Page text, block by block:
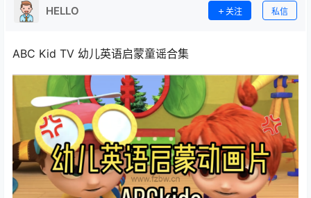
HELLO 关注 私信
ABC Kid TV 幼儿英语启蒙童谣合集